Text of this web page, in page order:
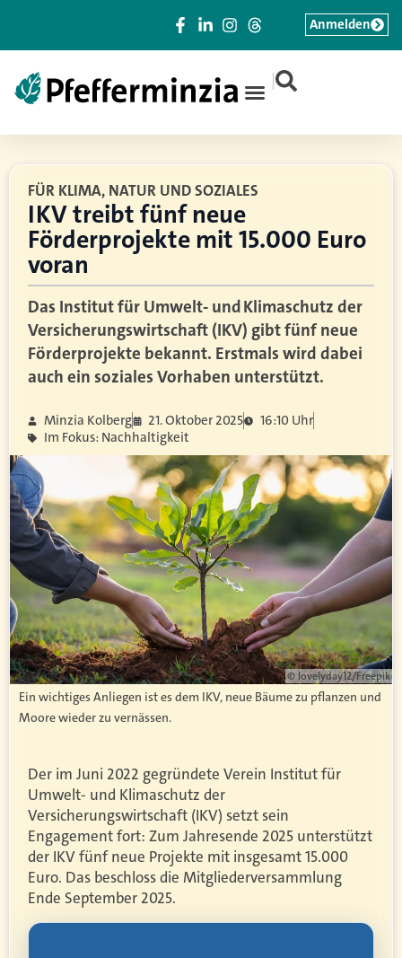
|
Anmelden
FÜR KLIMA, NATUR UND SOZIALES
IKV treibt fünf neue
Förderprojekte mit 15.000 Euro
voran
Das Institut für Umwelt- und Klimaschutz der
Versicherungswirtschaft (IKV) gibt fünf neue
Förderprojekte bekannt. Erstmals wird dabei
auch ein soziales Vorhaben unterstützt.
Minzia Kolberg 21. Oktober 2025
16:10 Uhr
Im Fokus: Nachhaltigkeit
© lovelyday12/Freepik
Ein wichtiges Anliegen ist es dem IKV, neue Bäume zu pflanzen und
Moore wieder zu vernässen.
Der im Juni 2022 gegründete Verein Institut für
Umwelt- und Klimaschutz der
Versicherungswirtschaft (IKV) setzt sein
Engagement fort: Zum Jahresende 2025 unterstützt
der IKV fünf neue Projekte mit insgesamt 15.000
Euro. Das beschloss die Mitgliederversammlung
Ende September 2025.